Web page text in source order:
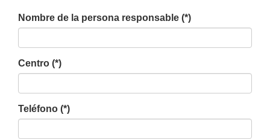
Nombre de la persona responsable (*)
Centro (*)
Teléfono (*)